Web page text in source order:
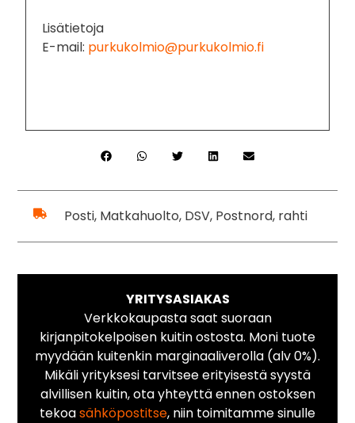
Lisätietoja
E-mail: purkukolmio@purkukolmio.fi
Posti, Matkahuolto, DSV, Postnord, rahti
YRITYSASIAKAS
Verkkokaupasta saat suoraan
kirjanpitokelpoisen kuitin ostosta. Moni tuote
myydään kuitenkin marginaaliverolla (alv 0%).
Mikäli yrityksesi tarvitsee erityisestä syystä
alvillisen kuitin, ota yhteyttä ennen ostoksen
tekoasähköpostitse, niin toimitamme sinulle